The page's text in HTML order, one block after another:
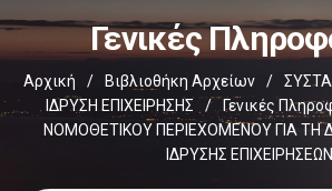
Γενικές
Αρχική / Βιβλιοθήκη Αρχείων /
ΙΔΡΥΣΗ ΕΠΙΧΕΙΡΗΣΗΣ
/ Γενικές
ΝΟΜΟΘΕΤΙΚΟΥ ΠΕΡΙΕΧΟΜΕΝΟΥ ΓΙΑ ΤΗ
ΙΔΡΥΣΗΣ ΕΠΙΧΕΙΡΗΣΕΩΝ